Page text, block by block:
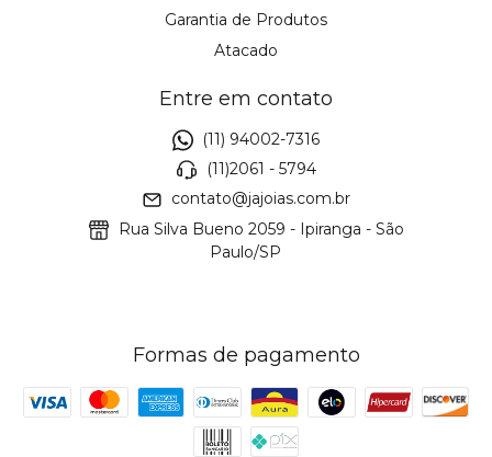
Garantia de Produtos
Atacado
Entre em contato
(11) 94002-7316
(11)2061 - 5794
contato@jajoias.com.br
Rua Silva Bueno 2059 - Ipiranga - São
Paulo/SP
Formas de pagamento